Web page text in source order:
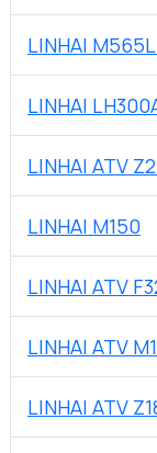
LINHAI
LINHAI
LINHAI ATV
LINHAI M150
LINHAI ATV
LINHAI ATV
LINHAI ATV